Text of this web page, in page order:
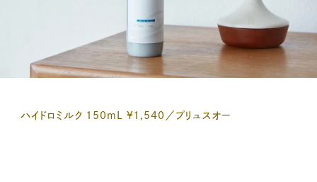
ハイドロミルク 150mL ¥1,540／プリュスオー